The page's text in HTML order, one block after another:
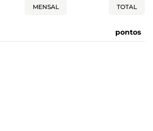
MENSAL TOTAL
pontos